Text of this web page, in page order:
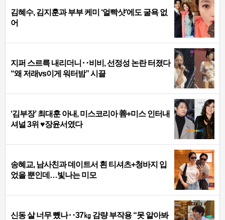
김혜수, 김지훈과 부부 케미 ‘얼빡샷’에도 굴욕 없
어
지퍼 스르륵 내리더니‥비비, 선정성 논란 터졌다
“왜 저래vs이게 워터밤” 시끌
‘김부장’ 최대훈 아내, 미스코리아 善+미스 인터내
셔널 3위 ♥장윤서였다
송혜교, 남사친과 데이트서 흰 티셔츠+청바지 입
었을 뿐인데…빛나는 미모
신동 살 너무 뺐나‥37㎏ 감량 부작용 “못 알아봐